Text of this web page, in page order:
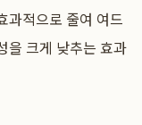
과적으로 줄여 여드
을 크게 낮추는 효과